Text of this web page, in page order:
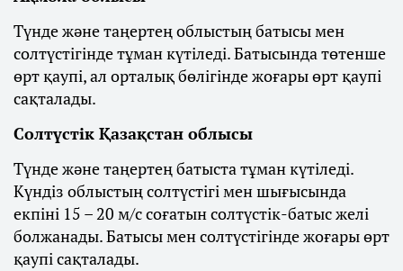
Түнде және таңертең облыстың батысы мен
солтүстігінде тұман күтіледі. Батысында төтенше
өрт қаупі, ал орталық бөлігінде жоғары өрт қаупі
сақталады.
Солтүстік Қазақстан облысы
Түнде және таңертең батыста тұман күтіледі.
Күндіз облыстың солтүстігі мен шығысында
екпіні 15 – 20 м/с соғатын солтүстік-батыс желі
болжанады. Батысы мен солтүстігінде жоғары өрт
қаупі сақталады.